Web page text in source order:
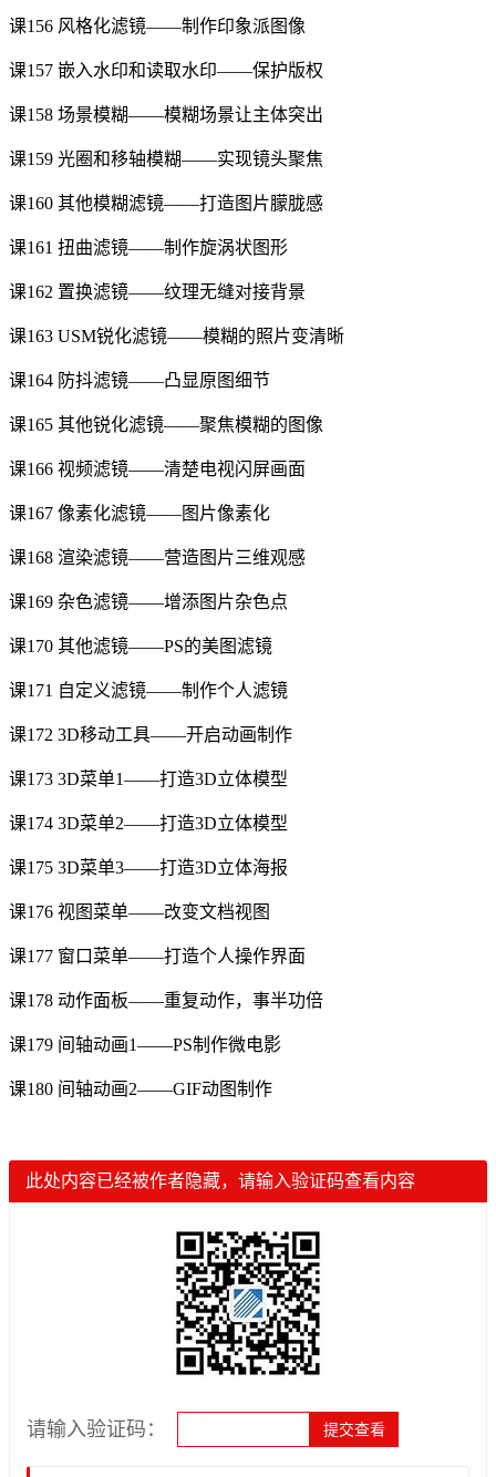
课156 风格化滤镜——制作印象派图像
课157 嵌入水印和读取水印——保护版权
课158 场景模糊——模糊场景让主体突出
课159 光圈和移轴模糊——实现镜头聚焦
课160 其他模糊滤镜——打造图片朦胧感
课161 扭曲滤镜——制作旋涡状图形
课162 置换滤镜——纹理无缝对接背景
课163 USM锐化滤镜——模糊的照片变清晰
课164 防抖滤镜——凸显原图细节
课165 其他锐化滤镜——聚焦模糊的图像
课166 视频滤镜——清楚电视闪屏画面
课167 像素化滤镜——图片像素化
课168 渲染滤镜——营造图片三维观感
课169 杂色滤镜——增添图片杂色点
课170 其他滤镜——PS的美图滤镜
课171 自定义滤镜——制作个人滤镜
课172 3D移动工具——开启动画制作
课173 3D菜单1——打造3D立体模型
课174 3D菜单2——打造3D立体模型
课175 3D菜单3——打造3D立体海报
课176 视图菜单——改变文档视图
课177 窗口菜单——打造个人操作界面
课178 动作面板——重复动作，事半功倍
课179 间轴动画1——PS制作微电影
课180 间轴动画2——GIF动图制作
此处内容已经被作者隐藏，请输入验证码查看内容
请输入验证码：